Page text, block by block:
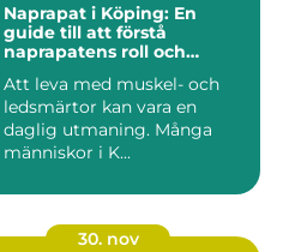
Naprapat i Köping: En
guide till att förstå
naprapatens roll och
Att leva med muskel- och
ledsmärtor kan vara en
daglig utmaning. Många
människor i K...
30. nov